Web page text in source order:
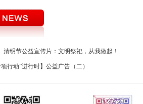
清明节公益宣传片：文明祭祀，从我做起！
行动”进行时】公益广告（二）